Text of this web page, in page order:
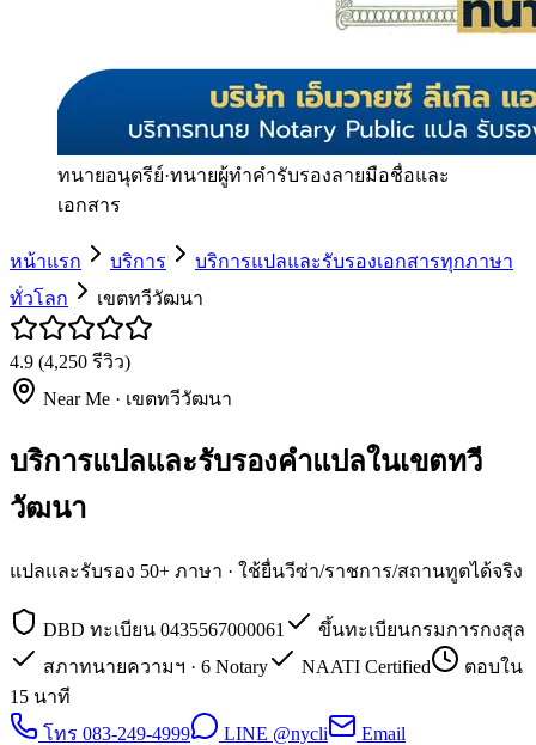
ทนายอนุตรีย์·ทนายผู้ทำคำรับรองลายมือชื่อและ
เอกสาร
หน้าแรก บริการ
บริการแปลและรับรองเอกสารทุกภาษา
ทั่วโลก
เขตทวีวัฒนา
4.9 (4,250 รีวิว)
Near Me · เขตทวีวัฒนา
บริการแปลและรับรองคำแปลในเขตทวี
วัฒนา
แปลและรับรอง 50+ ภาษา · ใช้ยื่นวีซ่า/ราชการ/สถานทูตได้จริง
DBD ทะเบียน 0435567000061
ขึ้นทะเบียนกรมการกงสุล
สภาทนายความฯ · 6 Notary
NAATI Certified
ตอบใน
15 นาที
โทร 083-249-4999
LINE @nycli
Email